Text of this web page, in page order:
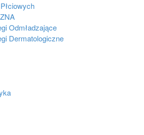
Odmładzające
Dermatologiczne